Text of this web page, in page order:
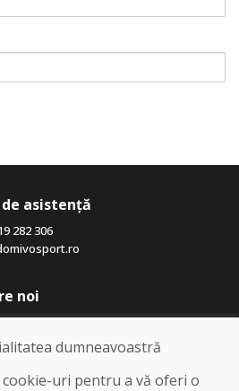
asistență
282 306
noi
noi
dumneavoastră
uri pentru a vă oferi o